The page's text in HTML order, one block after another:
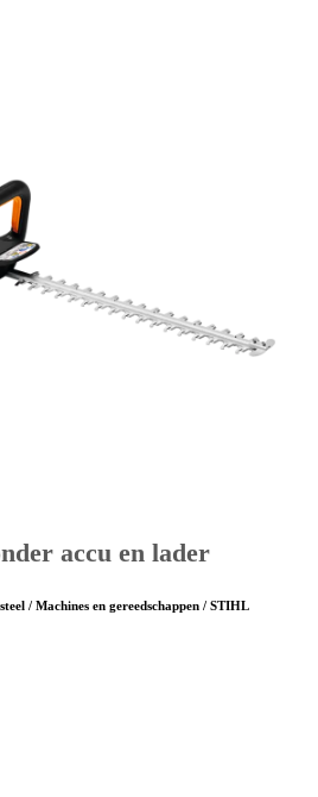
accu en lader
/ Machines en gereedschappen / STIHL